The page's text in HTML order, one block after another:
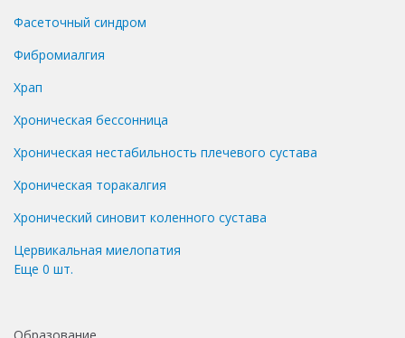
Фасеточный синдром
Фибромиалгия
Храп
Хроническая бессонница
Хроническая нестабильность плечевого сустава
Хроническая торакалгия
Хронический синовит коленного сустава
Цервикальная миелопатия
Еще 0 шт.